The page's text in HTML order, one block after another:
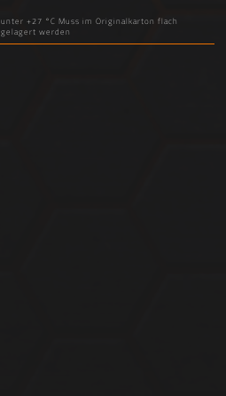
unter +27 °C Muss im Originalkarton flach
gelagert werden